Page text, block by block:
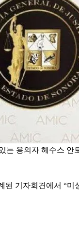
용의자 헤수스
기자회견에서 “